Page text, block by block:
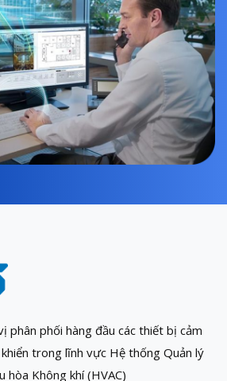
phân phối hàng đầu các thiết bị cảm
trong lĩnh vực Hệ thống Quản lý
hòa Không khí (HVAC)